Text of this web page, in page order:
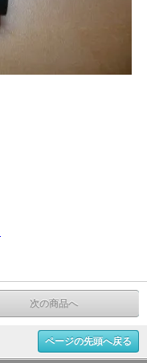
次の商品へ
ページの先頭へ戻る